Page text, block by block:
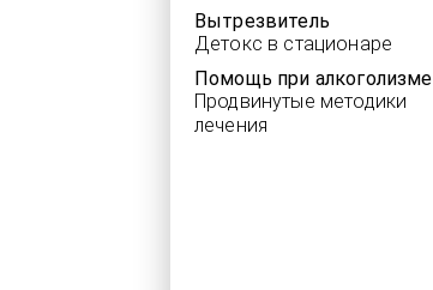
Вытрезвитель
Детокс в стационаре
Помощь при алкоголизме
Продвинутые методики
лечения